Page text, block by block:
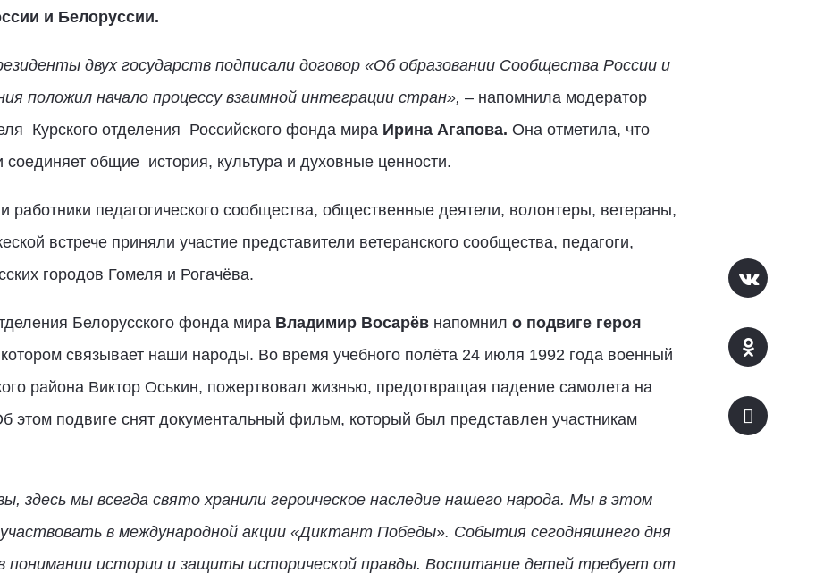
и Белоруссии.
двух государств подписали договор «Об образовании Сообщества России и
положил начало процессу взаимной интеграции стран», – напомнила модератор
Курского отделения Российского фонда мира Ирина Агапова. Она отметила, что
общие история, культура и духовные ценности.
работники педагогического сообщества, общественные деятели, волонтеры, ветераны,
встрече приняли участие представители ветеранского сообщества, педагоги,
городов Гомеля и Рогачёва.
Белорусского фонда мира Владимир Восарёв напомнил о подвиге героя
связывает наши народы. Во время учебного полёта 24 июля 1992 года военный
района Виктор Оськин, пожертвовал жизнью, предотвращая падение самолета на
этом подвиге снят документальный фильм, который был представлен участникам
здесь мы всегда свято хранили героическое наследие нашего народа. Мы в этом
участвовать в международной акции «Диктант Победы». События сегодняшнего дня
истории и защиты исторической правды. Воспитание детей требует от